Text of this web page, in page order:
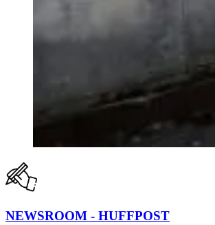
NEWSROOM - HUFFPOST